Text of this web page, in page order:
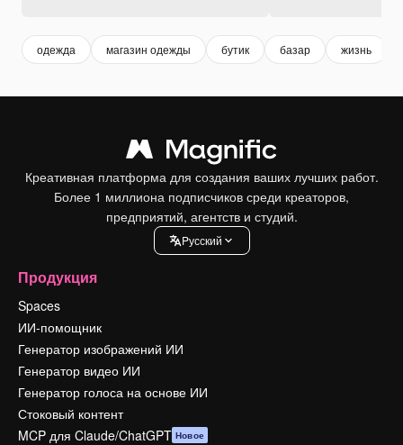
одежда магазин одежды бутик базар жизнь
Креативная платформа для создания ваших лучших работ.
Более 1 миллиона подписчиков среди креаторов,
предприятий, агентств и студий.
Pусский
Продукция
Spaces
ИИ-помощник
Генератор изображений ИИ
Генератор видео ИИ
Генератор голоса на основе ИИ
Стоковый контент
MCP для Claude/ChatGPT Новое